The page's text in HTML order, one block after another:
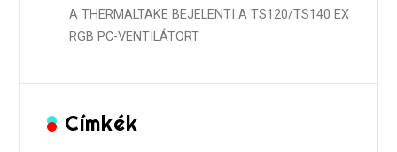
A THERMALTAKE BEJELENTI A TS120/TS140 EX
RGB PC-VENTILÁTORT
Címkék